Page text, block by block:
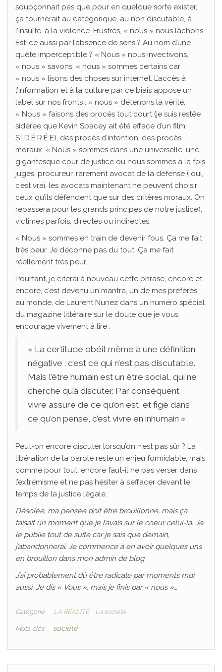
soupçonnait pas que pour en quelque sorte exister,
ça tournerait au catégorique, au non discutable, à
l’insulte, à la violence. Frustrés, « nous » nous lâchons.
Est-ce aussi par l’absence de sens ? Au nom d’une
quête imperceptible ? « Nous » nous invectivons,
« nous » savons, « nous » sommes certains car
« nous » lisons des choses sur internet. L’accès à
l’information et à la culture par ce biais appose un
label sur nos fronts : « nous » détenons la vérité.
« Nous » faisons des procès tout court (je suis restée
sidérée que Kevin Spacey ait été effacé d’un film.
S.I.D.É.R.É.E), des procès d’intention, des procès
moraux. « Nous » sommes dans une universelle, une
gigantesque cour de justice où nous sommes à la fois
juges, procureur, rarement avocat de la défense ( oui,
c’est vrai, les avocats maintenant ne peuvent choisir
ceux qu’ils défendent que sur des critères moraux. On
repassera pour les grands principes de notre justice),
victimes parfois, directes ou indirectes.
« Nous » sommes en train de devenir fous. Ça me fait
très peur. Je déconne pas du tout. Ça me fait
réellement très peur.
Pourtant, je citerai à nouveau cette phrase, encore et
encore, c’est devenu un mantra, un de mes préférés
au monde, de Laurent Nunez dans un numéro spécial
du magazine littéraire sur le doute que je vous
encourage vivement à lire :
« La certitude obéit même à une définition
négative : c’est ce qui n’est pas discutable.
Mais l’être humain est un être social, qui ne
cherche qu’à discuter. Par conséquent
vivre assuré de ce qu’on est, et figé dans
ce qu’on pense, c’est vivre en inhumain »
Peut-on encore discuter lorsqu’on n’est pas sûr ? La
libération de la parole reste un enjeu formidable, mais
comme pour tout, encore faut-il ne pas verser dans
l’extrémisme et ne pas hésiter à s’effacer devant le
temps de la justice légale.
Désolée, ma pensée doit être brouillonne, mais ça
faisait un moment que je l’avais sur le coeur celui-là. Je
le publie tout de suite car je sais que demain,
j’abandonnerai. Je commence à en avoir quelques uns
en brouillon dans mon admin de blog.
J’ai probablement dû être radicale par moments moi
aussi. Je dis « Vous », mais je finis par « nous »…
Catégorie LA RÉALITÉ La société
Mots-clés société